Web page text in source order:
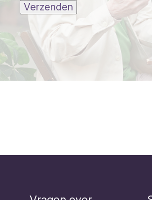
Verzenden